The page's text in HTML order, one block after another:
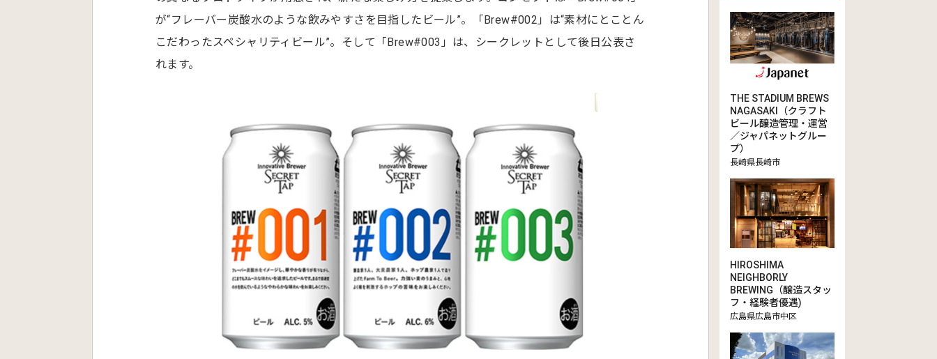
が“フレーバー炭酸水のような飲みやすさを目指したビール”。「Brew#002」は“素材にとことん
こだわったスペシャリティビール”。そして「Brew#003」は、シークレットとして後日公表さ
れます。
THE STADIUM BREWS
NAGASAKI（クラフト
ビール醸造管理・運営
／ジャパネットグルー
プ）
長崎県長崎市
HIROSHIMA
NEIGHBORLY
BREWING（醸造スタッ
フ・経験者優遇)
広島県広島市中区